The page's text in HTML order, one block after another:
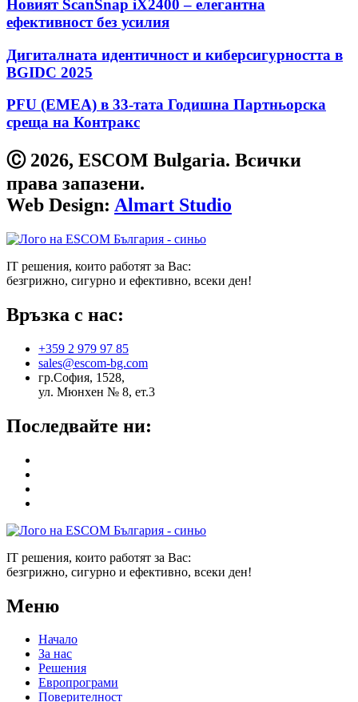
Новият ScanSnap iX2400 – елегантна
ефективност без усилия
Дигиталната идентичност и киберсигурността в
BGIDC 2025
PFU (EMEA) в 33-тата Годишна Партньорска
среща на Контракс
Ⓒ 2026, ESCOM Bulgaria. Всички
права запазени.
Web Design: Almart Studio
IT решения, които работят за Вас:
безгрижно, сигурно и ефективно, всеки ден!
Връзка с нас:
+359 2 979 97 85
sales@escom-bg.com
гр.София, 1528,
ул. Мюнхен № 8, eт.3
Последвайте ни:
IT решения, които работят за Вас:
безгрижно, сигурно и ефективно, всеки ден!
Меню
Начало
За нас
Решения
Европрограми
Поверителност